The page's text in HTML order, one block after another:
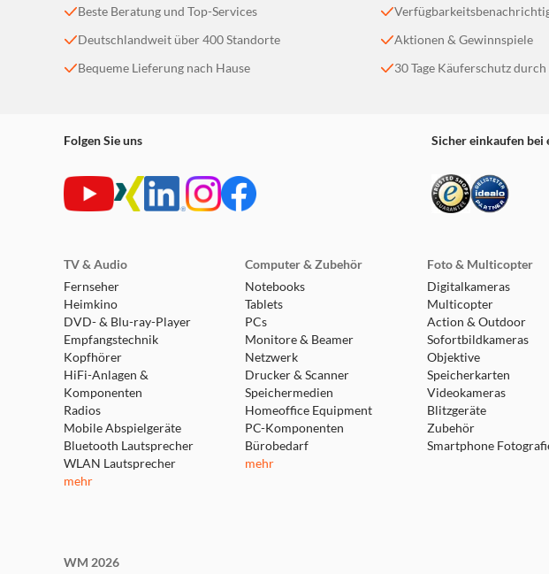
Beste Beratung und Top-Services
Deutschlandweit über 400 Standorte
Bequeme Lieferung nach Hause
Aktionen & Gewinnspiele
30 Tage Käuferschutz
Folgen Sie uns Sicher einkaufen bei
TV & Audio
Fernseher
Heimkino
DVD- & Blu-ray-Player
Empfangstechnik
Kopfhörer
HiFi-Anlagen &
Komponenten
Radios
Mobile Abspielgeräte
Bluetooth Lautsprecher
WLAN Lautsprecher
mehr
Computer & Zubehör
Notebooks
Tablets
PCs
Monitore & Beamer
Netzwerk
Drucker & Scanner
Speichermedien
Homeoffice Equipment
PC-Komponenten
Bürobedarf
mehr
Foto & Multicopter
Digitalkameras
Multicopter
Action & Outdoor
Sofortbildkameras
Objektive
Speicherkarten
Videokameras
Blitzgeräte
Zubehör
Smartphone
WM 2026